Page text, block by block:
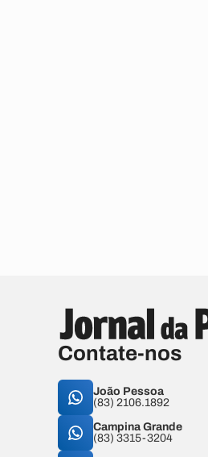
Contate-nos
João Pessoa
(83) 2106.1892
Campina Grande
(83) 3315-3204